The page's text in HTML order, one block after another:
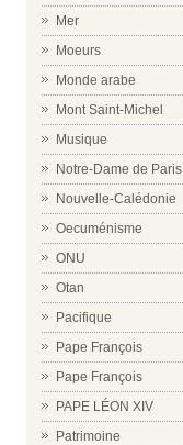
Mer
Moeurs
Monde arabe
Mont Saint-Michel
Musique
Notre-Dame de Paris
Nouvelle-Calédonie
Oecuménisme
ONU
Otan
Pacifique
Pape François
Pape François
PAPE LÉON XIV
Patrimoine